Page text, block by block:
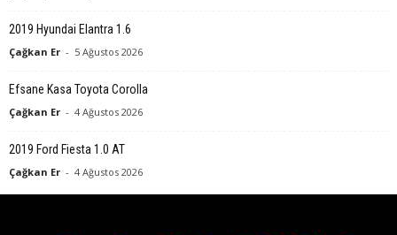
2019 Hyundai Elantra 1.6
Çağkan Er - 5 Ağustos 2026
Efsane Kasa Toyota Corolla
Çağkan Er - 4 Ağustos 2026
2019 Ford Fiesta 1.0 AT
Çağkan Er - 4 Ağustos 2026